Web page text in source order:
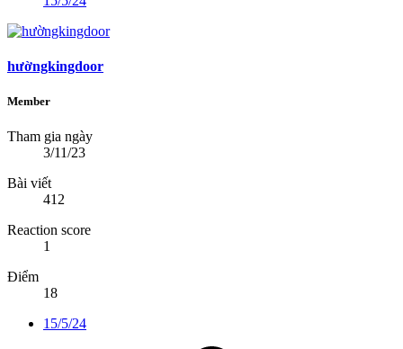
hườngkingdoor
Member
Tham gia ngày
3/11/23
Bài viết
412
Reaction score
1
Điểm
18
15/5/24